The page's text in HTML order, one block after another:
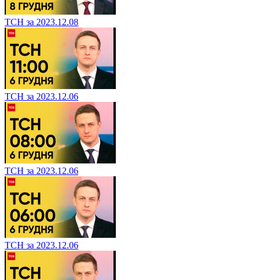
ТСН за 2023.12.08
ТСН за 2023.12.06
ТСН за 2023.12.06
ТСН за 2023.12.06